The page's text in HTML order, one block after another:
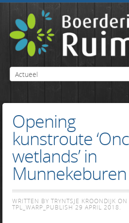
Opening
kunstroute
wetlands’ in
Munnekeburen
WRITTEN BY TRYNTSJE KROONDIJK ON
TPL_WARP_PUBLISH 29 APRIL 2018.